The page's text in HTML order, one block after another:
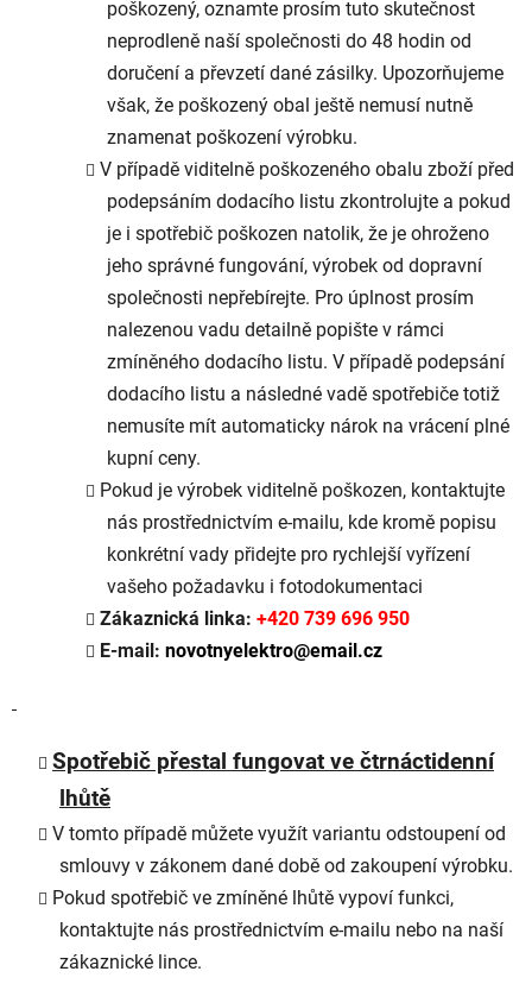
poškozený, oznamte prosím tuto skutečnost
neprodleně naší společnosti do 48 hodin od
doručení a převzetí dané zásilky. Upozorňujeme
však, že poškozený obal ještě nemusí nutně
znamenat poškození výrobku.
V případě viditelně poškozeného obalu zboží před
podepsáním dodacího listu zkontrolujte a pokud
je i spotřebič poškozen natolik, že je ohroženo
jeho správné fungování, výrobek od dopravní
společnosti nepřebírejte. Pro úplnost prosím
nalezenou vadu detailně popište v rámci
zmíněného dodacího listu. V případě podepsání
dodacího listu a následné vadě spotřebiče totiž
nemusíte mít automaticky nárok na vrácení plné
kupní ceny.
Pokud je výrobek viditelně poškozen, kontaktujte
nás prostřednictvím e-mailu, kde kromě popisu
konkrétní vady přidejte pro rychlejší vyřízení
vašeho požadavku i fotodokumentaci
Zákaznická linka: +420 739 696 950
E-mail: novotnyelektro@email.cz
Spotřebič přestal fungovat ve čtrnáctidenní
lhůtě
V tomto případě můžete využít variantu odstoupení od
smlouvy v zákonem dané době od zakoupení výrobku.
Pokud spotřebič ve zmíněné lhůtě vypoví funkci,
kontaktujte nás prostřednictvím e-mailu nebo na naší
zákaznické lince.